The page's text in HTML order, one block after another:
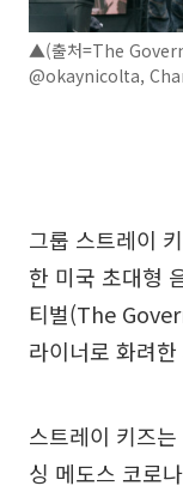
▲(출처=The
@okaynicolta,
그룹 스트레이
한 미국 초대형
티벌(The
라이너로 화려
스트레이 키즈
싱 메도스 코로